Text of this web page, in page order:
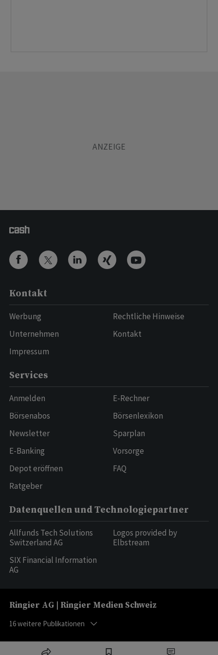
Kontakt
Werbung
Unternehmen
Impressum
Rechtliche Hinweise
Kontakt
Services
Anmelden
Börsenabos
Newsletter
E-Banking
Depot eröffnen
Ratgeber
E-Rechner
Börsenlexikon
Sparplan
Vorsorge
FAQ
Datenquellen und Technologiepartner
Allfunds Tech Solutions
Switzerland AG
SIX Financial Information
AG
Logos provided by
Elbstream
Ringier AG | Ringier Medien Schweiz
16weitere Publikationen